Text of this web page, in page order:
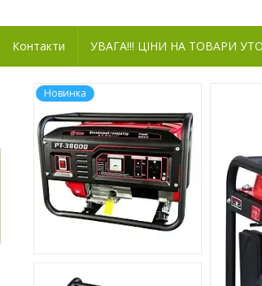
Контакти УВАГА!!! ЦІНИ НА ТОВАРИ
Новинка